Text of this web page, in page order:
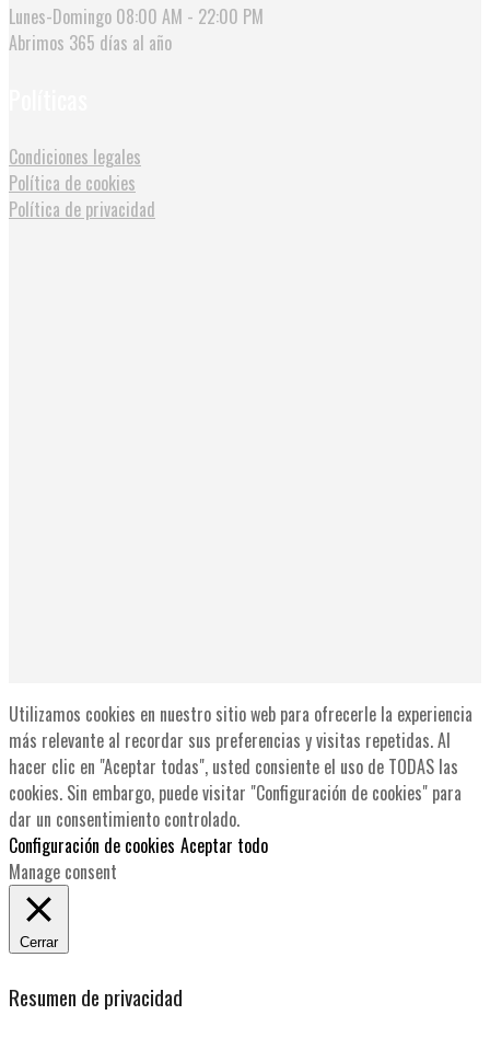
Lunes-Domingo 08:00 AM - 22:00 PM
Abrimos 365 días al año
Condiciones legales
Política de cookies
Política de privacidad
Utilizamos cookies en nuestro sitio web para ofrecerle la experiencia
más relevante al recordar sus preferencias y visitas repetidas. Al
hacer clic en "Aceptar todas", usted consiente el uso de TODAS las
cookies. Sin embargo, puede visitar "Configuración de cookies" para
dar un consentimiento controlado.
Configuración de cookies Aceptar todo
Manage consent
Cerrar
Resumen de privacidad